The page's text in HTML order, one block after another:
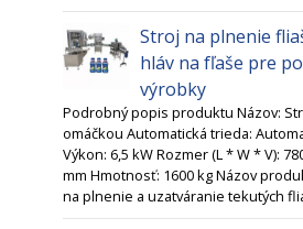
Stroj na plnenie
hláv na fľaše pre
výrobky
Podrobný popis produktu Názov:
omáčkou Automatická trieda:
Výkon: 6,5 kW Rozmer (L * W * V):
mm Hmotnosť: 1600 kg Názov
na plnenie a uzatváranie tekutých